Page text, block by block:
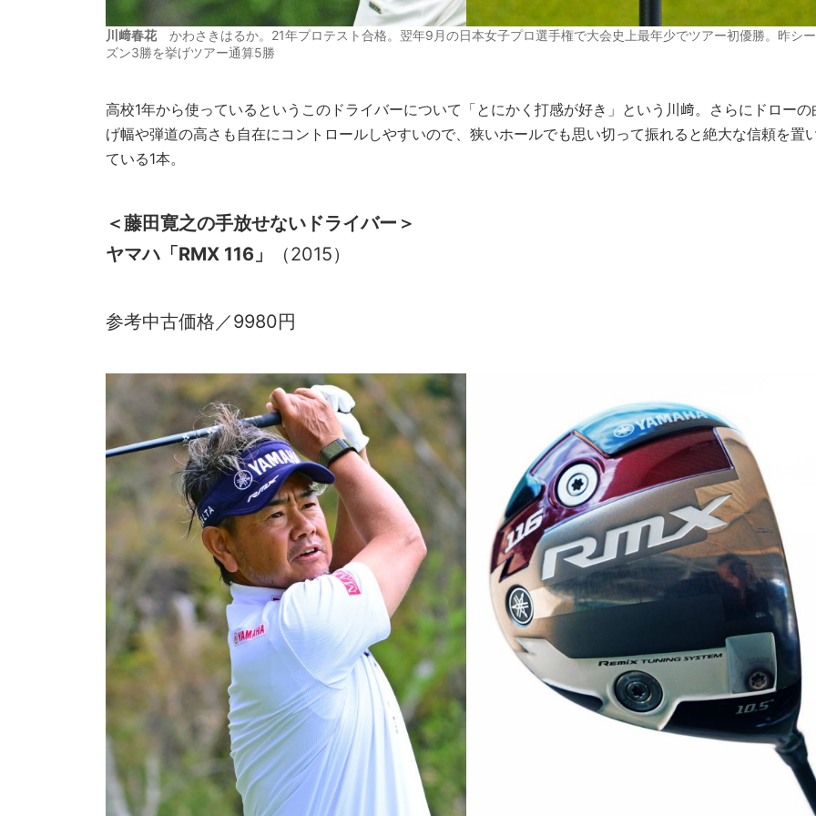
川﨑春花かわさきはるか。21年プロテスト合格。翌年9月の日本女子プロ選手権で大会史上最年少でツアー初優勝。昨シー
ズン3勝を挙げツアー通算5勝
高校1年から使っているというこのドライバーについて「とにかく打感が好き」という川﨑。さらにドローの
げ幅や弾道の高さも自在にコントロールしやすいので、狭いホールでも思い切って振れると絶大な信頼を置
ている1本。
＜藤田寛之の手放せないドライバー＞
ヤマハ「RMX 116」
（2015）
参考中古価格／9980円